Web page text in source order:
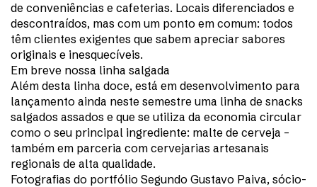
de conveniências e cafeterias. Locais diferenciados e
descontraídos, mas com um ponto em comum: todos
têm clientes exigentes que sabem apreciar sabores
originais e inesquecíveis.
Em breve nossa linha salgada
Além desta linha doce, está em desenvolvimento para
lançamento ainda neste semestre uma linha de snacks
salgados assados e que se utiliza da economia circular
como o seu principal ingrediente: malte de cerveja –
também em parceria com cervejarias artesanais
regionais de alta qualidade.
Fotografias do portfólio Segundo Gustavo Paiva, sócio-